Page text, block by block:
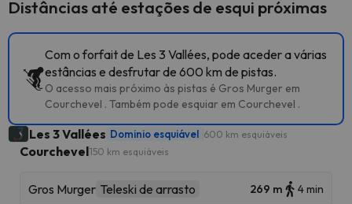
Distâncias até estações de esqui próximas
Com o forfait de Les 3 Vallées, pode aceder a várias
estâncias e desfrutar de 600 km de pistas.
O acesso mais próximo às pistas é Gros Murger em
Courchevel . Também pode esquiar em Courchevel .
Les 3 Vallées Dominio esquiável 600 km esquiáveis
Courchevel150 km esquiáveis
Gros Murger Teleski de arrasto 269 m 4 min